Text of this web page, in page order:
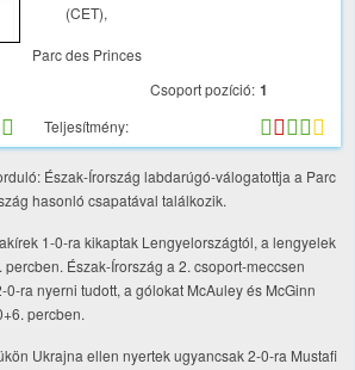
(CET),
Parc des Princes
Csoport pozíció: 1
Teljesítmény:
Észak-Írország labdarúgó-válogatottja a Parc
hasonló csapatával találkozik.
1-0-ra kikaptak Lengyelországtól, a lengyelek
Észak-Írország a 2. csoport-meccsen
ra nyerni tudott, a gólokat McAuley és McGinn
percben.
Ukrajna ellen nyertek ugyancsak 2-0-ra Mustafi